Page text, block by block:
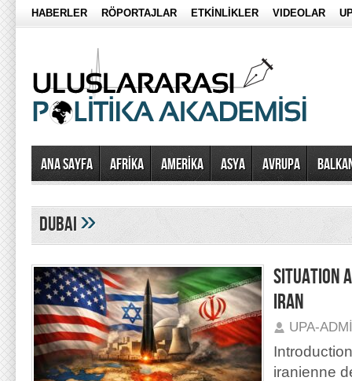
HABERLER RÖPORTAJLAR ETKİNLİKLER VIDEOLAR
Ana Sayfa AFRİKA AMERİKA ASYA AVRUPA
dubai»
SITUATION
IRAN
UPA-
iranienne